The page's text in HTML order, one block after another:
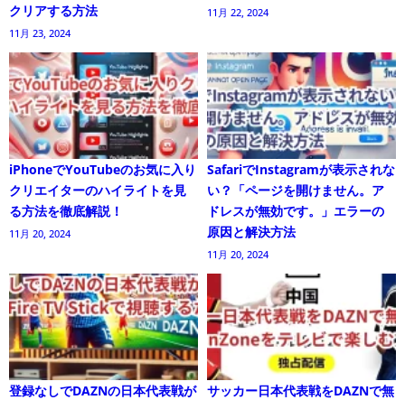
クリアする方法
11月 23, 2024
11月 22, 2024
iPhoneでYouTubeのお気に入り
クリエイターのハイライトを見
る方法を徹底解説！
11月 20, 2024
SafariでInstagramが表示されな
い？「ページを開けません。ア
ドレスが無効です。」エラーの
原因と解決方法
11月 20, 2024
登録なしでDAZNの日本代表戦が
サッカー日本代表戦をDAZNで無